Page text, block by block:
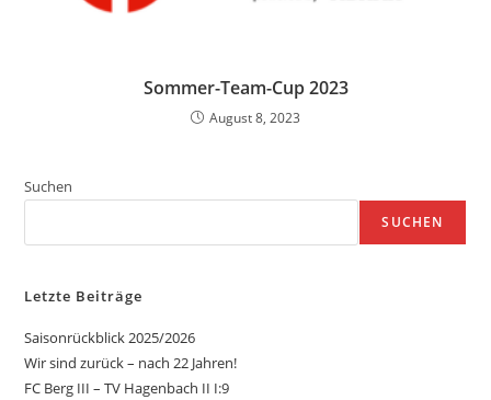
Sommer-Team-Cup 2023
August 8, 2023
Suchen
SUCHEN
Letzte Beiträge
Saisonrückblick 2025/2026
Wir sind zurück – nach 22 Jahren!
FC Berg III – TV Hagenbach II I:9